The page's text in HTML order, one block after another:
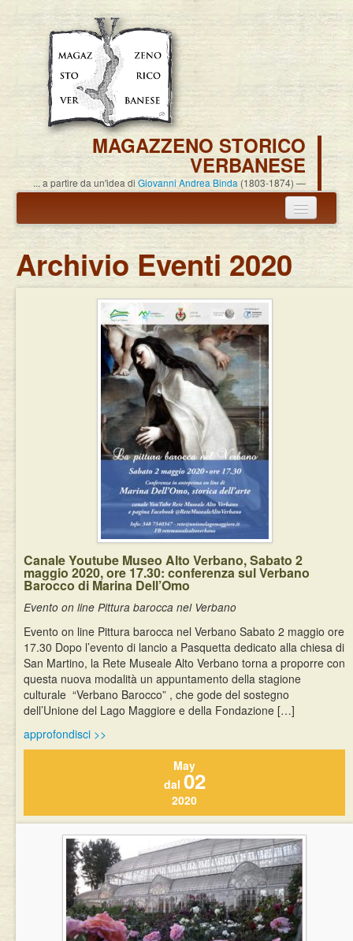
MAGAZZENO STORICO
VERBANESE
... a partire da un'idea di Giovanni Andrea Binda (1803-1874)
Annuncio termine attività
Carlo Alessandro Pisoni
Associazione
Pubblicazioni
Archivio Eventi 2020
Canale Youtube Museo Alto Verbano, Sabato 2
maggio 2020, ore 17.30: conferenza sul Verbano
Barocco di Marina Dell’Omo
Evento on line Pittura barocca nel Verbano
Evento on line Pittura barocca nel Verbano Sabato 2 maggio ore
17.30 Dopo l’evento di lancio a Pasquetta dedicato alla chiesa di
San Martino, la Rete Museale Alto Verbano torna a proporre con
questa nuova modalità un appuntamento della stagione
culturale “Verbano Barocco” , che gode del sostegno
dell’Unione del Lago Maggiore e della Fondazione […]
approfondisci >>
May
dal 02
2020